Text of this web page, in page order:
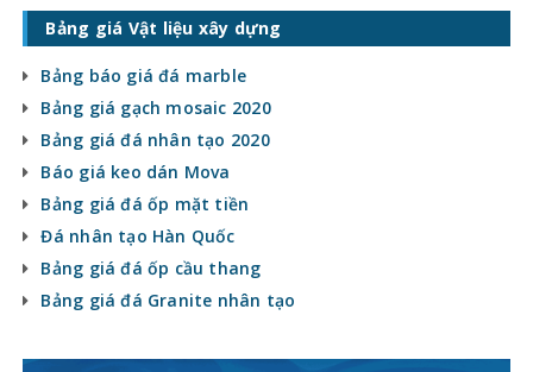
Bảng giá Vật liệu xây dựng
Bảng báo giá đá marble
Bảng giá gạch mosaic 2020
Bảng giá đá nhân tạo 2020
Báo giá keo dán Mova
Bảng giá đá ốp mặt tiền
Đá nhân tạo Hàn Quốc
Bảng giá đá ốp cầu thang
Bảng giá đá Granite nhân tạo